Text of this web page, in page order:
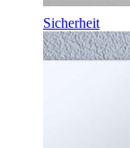
Sicherheit